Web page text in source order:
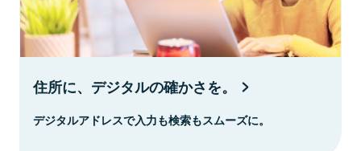
住所に、デジタルの確かさを。
デジタルアドレスで入力も検索もスムーズに。